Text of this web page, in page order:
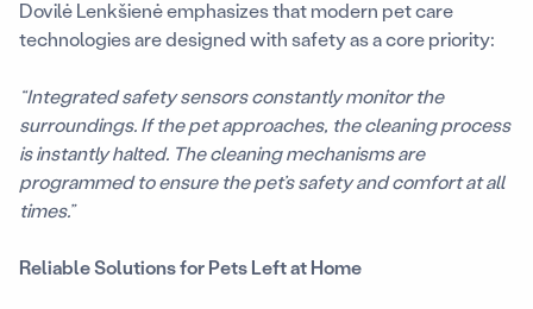
Dovilė Lenkšienė emphasizes that modern pet care
technologies are designed with safety as a core priority:
“Integrated safety sensors constantly monitor the
surroundings. If the pet approaches, the cleaning process
is instantly halted. The cleaning mechanisms are
programmed to ensure the pet’s safety and comfort at all
times.”
Reliable Solutions for Pets Left at Home